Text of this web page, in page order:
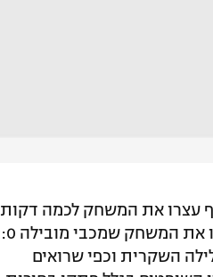
הצהוב כי: "בגמר גביע 06/07 בכדורעף עצרו את המשחק לכמה דקות
השקרית וכפי שרואים